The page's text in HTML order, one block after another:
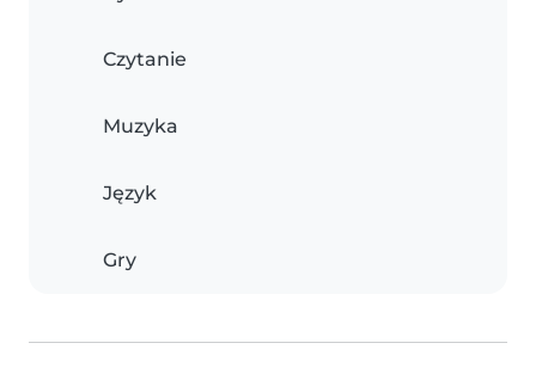
Czytanie
Muzyka
Język
Gry